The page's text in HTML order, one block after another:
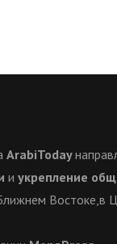
ArabiToday
и укрепление
Востоке,в